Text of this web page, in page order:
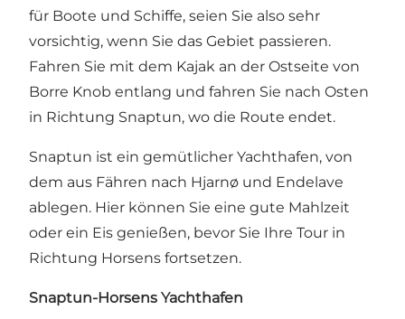
für Boote und Schiffe, seien Sie also sehr
vorsichtig, wenn Sie das Gebiet passieren.
Fahren Sie mit dem Kajak an der Ostseite von
Borre Knob entlang und fahren Sie nach Osten
in Richtung Snaptun, wo die Route endet.
Snaptun ist ein gemütlicher Yachthafen, von
dem aus Fähren nach Hjarnø und Endelave
ablegen. Hier können Sie eine gute Mahlzeit
oder ein Eis genießen, bevor Sie Ihre Tour in
Richtung Horsens fortsetzen.
Snaptun-Horsens Yachthafen